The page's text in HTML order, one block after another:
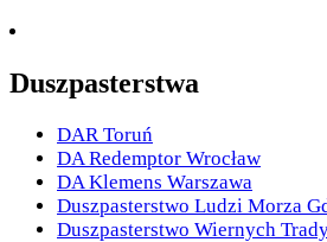
Duszpasterstwa
DAR Toruń
DA Redemptor Wrocław
DA Klemens Warszawa
Duszpasterstwo Ludzi Morza
Duszpasterstwo Wiernych